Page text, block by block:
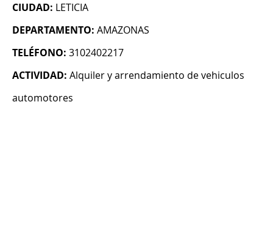
CIUDAD: LETICIA
DEPARTAMENTO: AMAZONAS
TELÉFONO: 3102402217
ACTIVIDAD: Alquiler y arrendamiento de vehiculos
automotores